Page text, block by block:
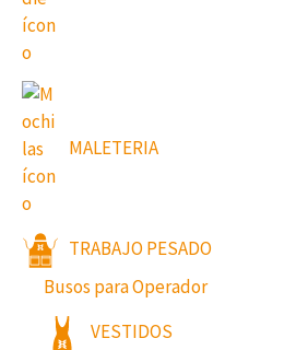
MALETERIA
TRABAJO PESADO
Busos para Operador
VESTIDOS